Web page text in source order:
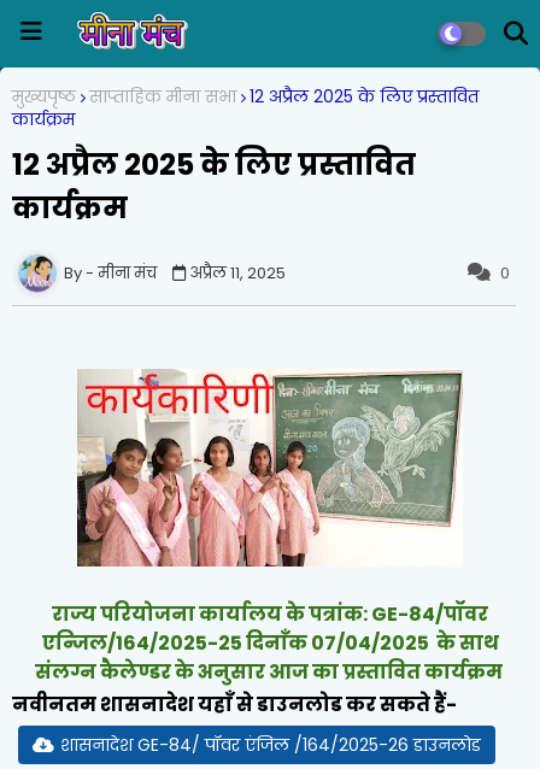
मुख्यपृष्ठ साप्ताहिक मीना सभा 12 अप्रैल 2025 के लिए प्रस्तावित
कार्यक्रम
12 अप्रैल 2025 के लिए प्रस्तावित
कार्यक्रम
0
मीना मंच अप्रैल 11, 2025
राज्य परियोजना कार्यालय के पत्रांक: GE-84/पॉवर
एन्जिल/164/2025-25 दिनाँक 07/04/2025 के साथ
संलग्न कैलेण्डर के अनुसार आज का प्रस्तावित कार्यक्रम
नवीनतम शासनादेश यहाँ से डाउनलोड कर सकते हैं-
शासनादेश GE-84/ पॉवर एंजिल /164/2025-26 डाउनलोड